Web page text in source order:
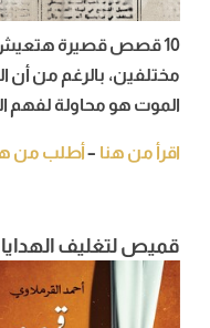
10 قصص قصيرة
مختلفين، بالرغم من أن
الموت هو محاولة لفهم
اقرأ من هنا –أطلب من
قميص لتغليف الهدايا